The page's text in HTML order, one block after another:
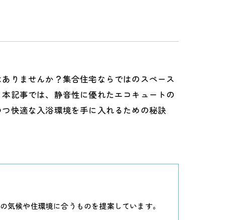
りませんか？集合住宅ならではのスペース
記事では、静音性に優れたエコキュートの
快適な入浴環境を手に入れるための秘訣
候や住環境に合うものを提案しています。